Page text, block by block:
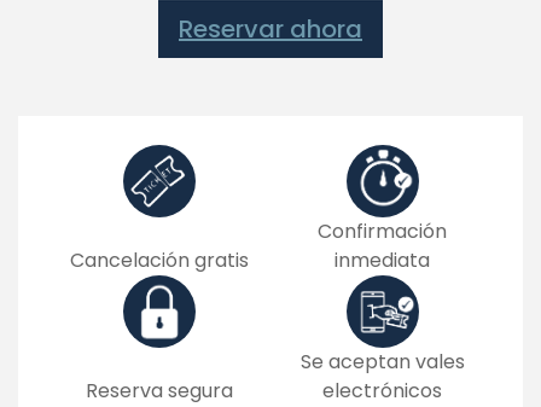
Reservar ahora
Cancelación gratis
Confirmación
inmediata
Reserva segura
Se aceptan vales
electrónicos